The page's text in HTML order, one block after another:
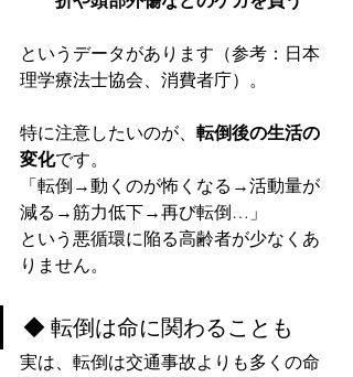
というデータがあります（参考：日本
理学療法士協会、消費者庁）。
特に注意したいのが、 転倒後の生活の
変化です。
「転倒→動くのが怖くなる→活動量が
減る→筋力低下→再び転倒…」
という悪循環に陥る高齢者が少なくあ
りません。
◆ 転倒は命に関わることも
実は、転倒は交通事故よりも多くの命